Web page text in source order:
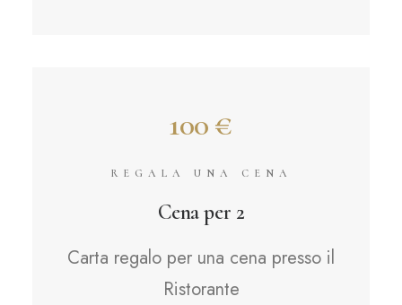
100 €
REGALA UNA CENA
Cena per 2
Carta regalo per una cena presso il
Ristorante